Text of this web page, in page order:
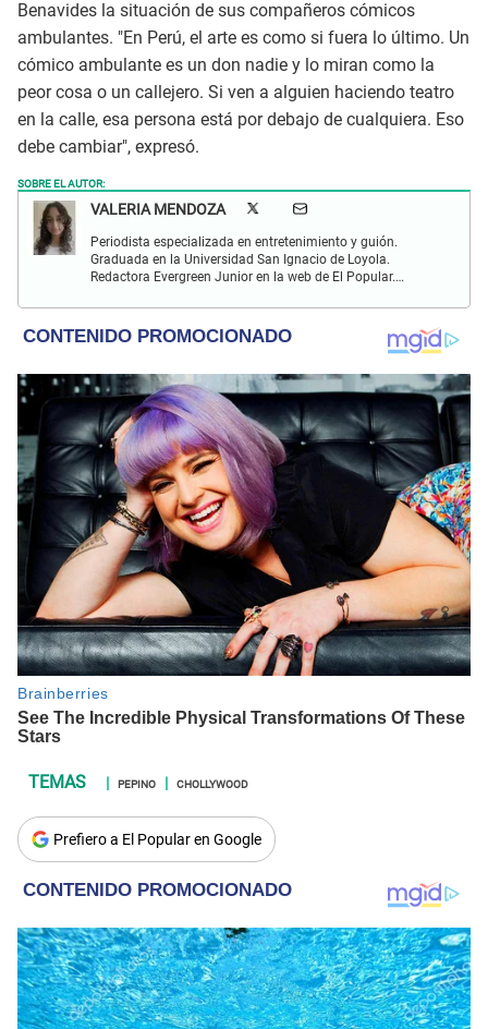
Benavides la situación de sus compañeros cómicos
ambulantes. "En Perú, el arte es como si fuera lo último. Un
cómico ambulante es un don nadie y lo miran como la
peor cosa o un callejero. Si ven a alguien haciendo teatro
en la calle, esa persona está por debajo de cualquiera. Eso
debe cambiar", expresó.
SOBRE EL AUTOR:
VALERIA MENDOZA
Periodista especializada en entretenimiento y guión.
Graduada en la Universidad San Ignacio de Loyola.
Redactora Evergreen Junior en la web de El Popular.
y redes sociales.
PEPINO CHOLLYWOOD
Prefiero a El Popular en Google